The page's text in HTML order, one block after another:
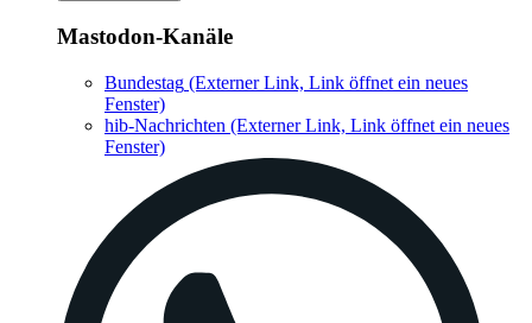
Mastodon-Kanäle
Bundestag (Externer Link, Link öffnet ein neues
Fenster)
hib-Nachrichten (Externer Link, Link öffnet ein neues
Fenster)